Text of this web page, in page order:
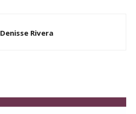
Denisse Rivera